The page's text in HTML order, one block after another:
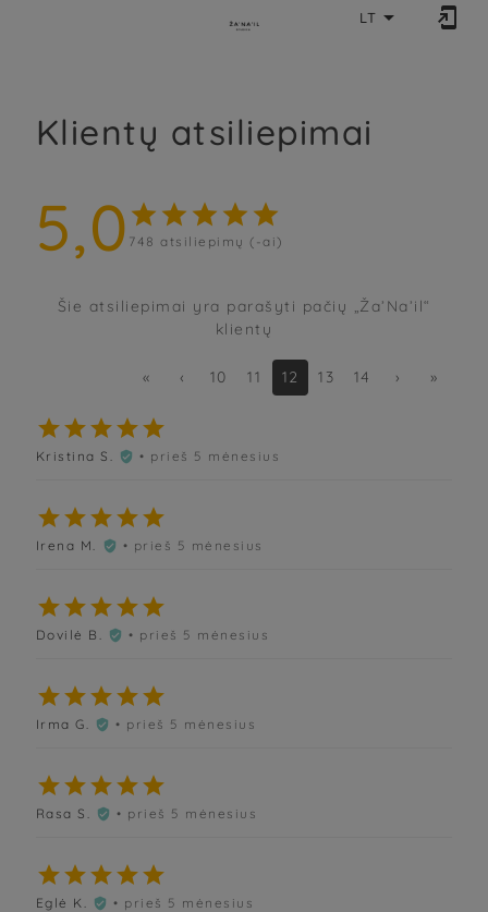
LT  
Klientų atsiliepimai
5,0     
748 atsiliepimų (-ai)
Šie atsiliepimai yra parašyti pačių „Ža’Na’il“
klientų
« ‹ 10 11 12 13 14 › »

Kristina S.  • prieš 5 mėnesius

Irena M.  • prieš 5 mėnesius

Dovilė B.  • prieš 5 mėnesius

Irma G.  • prieš 5 mėnesius

Rasa S.  • prieš 5 mėnesius

Eglė K.  • prieš 5 mėnesius